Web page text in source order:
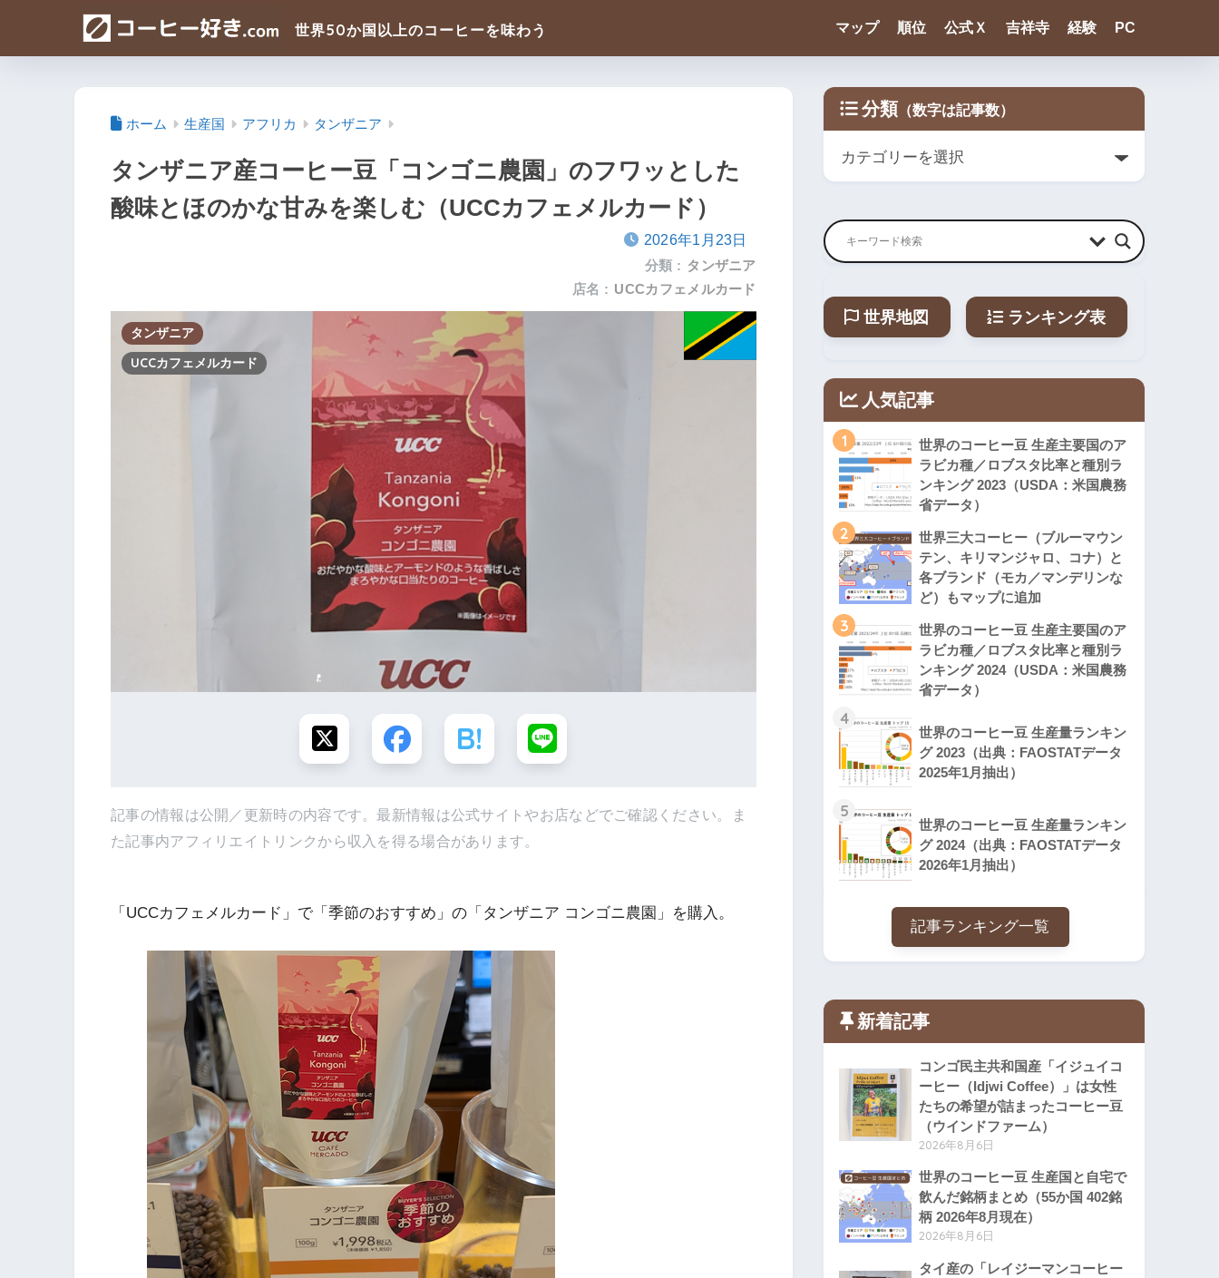
マップ 順位 公式Ｘ 吉祥寺 経験 PC
ホーム 生産国 アフリカ タンザニア
タンザニア産コーヒー豆「コンゴニ農園」のフワッとした
酸味とほのかな甘みを楽しむ（UCCカフェメルカード）
2026年1月23日
分類 : タンザニア
店名 : UCCカフェメルカード
タンザニア
UCCカフェメルカード
記事の情報は公開／更新時の内容です。最新情報は公式サイトやお店などでご確認ください。ま
た記事内アフィリエイトリンクから収入を得る場合があります。
「UCCカフェメルカード」で「季節のおすすめ」の「タンザニア コンゴニ農園」を購入。
分類
世界地図 ランキング表
人気記事
1
世界のコーヒー豆 生産主要国のア
ラビカ種／ロブスタ比率と種別ラ
ンキング 2023（USDA：米国農務
省データ）
2
世界三大コーヒー（ブルーマウン
テン、キリマンジャロ、コナ）と
各ブランド（モカ／マンデリンな
ど）もマップに追加
3
世界のコーヒー豆 生産主要国のア
ラビカ種／ロブスタ比率と種別ラ
ンキング 2024（USDA：米国農務
省データ）
4
世界のコーヒー豆 生産量ランキン
グ 2023（出典：FAOSTATデータ
2025年1月抽出）
5
世界のコーヒー豆 生産量ランキン
グ 2024（出典：FAOSTATデータ
2026年1月抽出）
記事ランキング一覧
新着記事
コンゴ民主共和国産「イジュイコ
ーヒー（Idjwi Coffee）」は女性
たちの希望が詰まったコーヒー豆
（ウインドファーム）
2026年8月6日
世界のコーヒー豆 生産国と自宅で
飲んだ銘柄まとめ（55か国 402銘
柄 2026年8月現在）
2026年8月6日
タイ産の「レイジーマンコーヒー